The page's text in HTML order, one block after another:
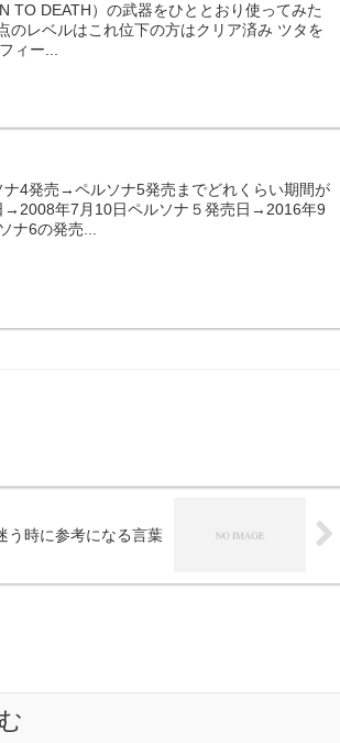
TO DEATH）の武器をひととおり使ってみた
レベルはこれ位下の方はクリア済み ツタを
ィー...
4発売→ペルソナ5発売までどれくらい期間が
→2008年7月10日ペルソナ５発売日→2016年9
ナ6の発売...
う時に参考になる言葉